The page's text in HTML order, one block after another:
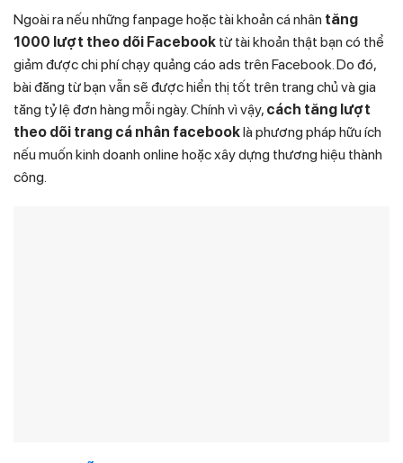
Ngoài ra nếu những fanpage hoặc tài khoản cá nhân tăng
1000 lượt theo dõi Facebook từ tài khoản thật bạn có thể
giảm được chi phí chạy quảng cáo ads trên Facebook. Do đó,
bài đăng từ bạn vẫn sẽ được hiển thị tốt trên trang chủ và gia
tăng tỷ lệ đơn hàng mỗi ngày. Chính vì vậy, cách tăng lượt
theo dõi trang cá nhân facebooklà phương pháp hữu ích
nếu muốn kinh doanh online hoặc xây dựng thương hiệu thành
công.